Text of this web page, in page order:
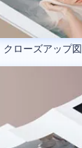
ローズアップ図